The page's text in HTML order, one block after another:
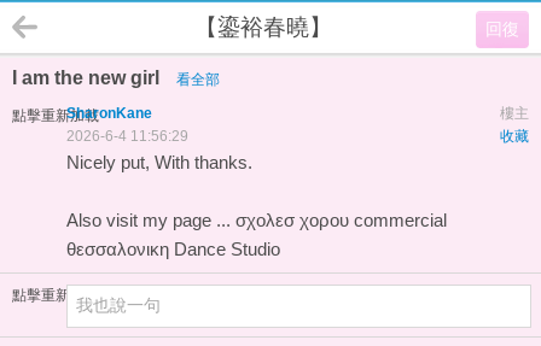
回復
【鎏裕春曉】
I am the new girl 看全部
點擊重新加載 樓主
SharonKane
收藏
2026-6-4 11:56:29
Nicely put, With thanks.
Also visit my page ... σχολεσ χορου commercial
θεσσαλονικη Dance Studio
點擊重新加載